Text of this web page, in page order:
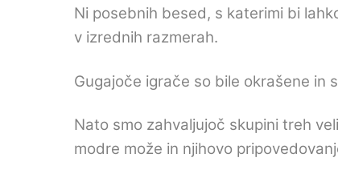
Ni posebnih besed, s katerimi bi
v izrednih razmerah.
Gugajoče igrače so bile okrašene in
Nato smo zahvaljujoč skupini treh
modre može in njihovo